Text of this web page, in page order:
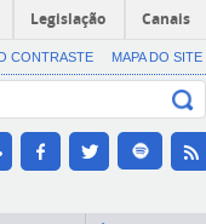
Legislação Canais
CONTRASTE MAPA DO SITE